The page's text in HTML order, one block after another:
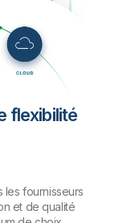
flexibilité
fournisseurs
et de qualité